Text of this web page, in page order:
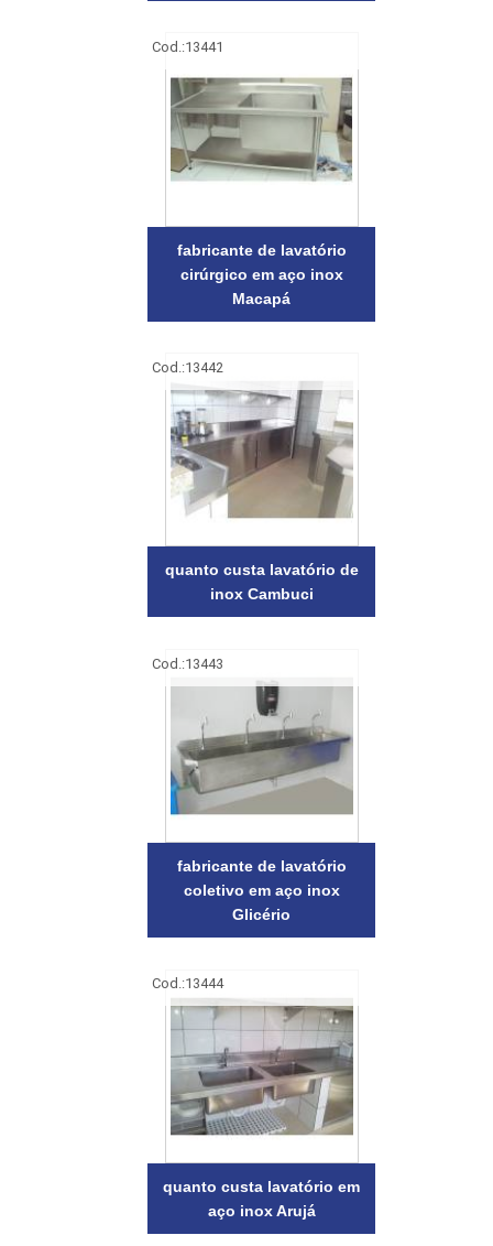
Cod.:13441
fabricante de lavatório
cirúrgico em aço inox
Macapá
Cod.:13442
quanto custa lavatório de
inox Cambuci
Cod.:13443
fabricante de lavatório
coletivo em aço inox
Glicério
Cod.:13444
quanto custa lavatório em
aço inox Arujá